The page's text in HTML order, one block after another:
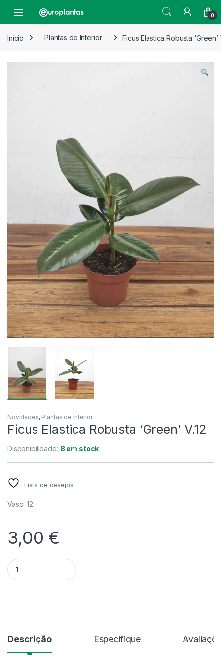
Open 0
Início Plantas de Interior Ficus Elastica Robusta ‘Green’
Novidades, Plantas de Interior
Ficus Elastica Robusta ‘Green’ V.12
Disponibilidade: 8 em stock
Lista de desejos
Vaso: 12
3,00 €
Quantidade Ficus Elastica Robusta 'Green' V.12
Descrição Especifique